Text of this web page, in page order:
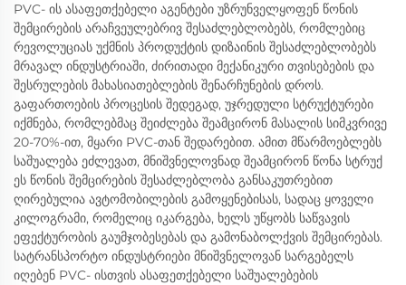
PVC- ის ასაფეთქებელი აგენტები უზრუნველყოფენ წონის
შემცირების არაჩვეულებრივ შესაძლებლობებს, რომლებიც
რევოლუციას უქმნის პროდუქტის დიზაინის შესაძლებლობებს
მრავალ ინდუსტრიაში, ძირითადი მექანიკური თვისებების და
შესრულების მახასიათებლების შენარჩუნების დროს.
გაფართოების პროცესის შედეგად, უჯრედული სტრუქტურები
იქმნება, რომლებმაც შეიძლება შეამცირონ მასალის სიმკვრივე
20-70%-ით, მყარი PVC-თან შედარებით. ამით მწარმოებლებს
საშუალება ეძლევათ, მნიშვნელოვნად შეამცირონ წონა სტრუქ
ეს წონის შემცირების შესაძლებლობა განსაკუთრებით
ღირებულია ავტომობილების გამოყენებისას, სადაც ყოველი
კილოგრამი, რომელიც იკარგება, ხელს უწყობს საწვავის
ეფექტურობის გაუმჯობესებას და გამონაბოლქვის შემცირებას.
სატრანსპორტო ინდუსტრიები მნიშვნელოვან სარგებელს
იღებენ PVC- ისთვის ასაფეთქებელი საშუალებების